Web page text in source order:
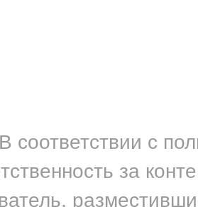
В соответствии с
за